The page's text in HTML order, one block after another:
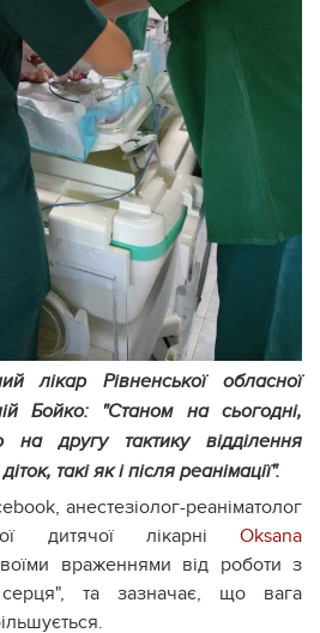
лікар Рівненської обласної
Бойко: "Станом на сьогодні,
на другу тактику відділення
такі як і після реанімації".
анестезіолог-реаніматолог
дитячої лікарні Oksana
враженнями від роботи з
серця", та зазначає, що вага